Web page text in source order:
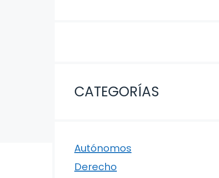
CATEGORÍAS
Autónomos
Derecho